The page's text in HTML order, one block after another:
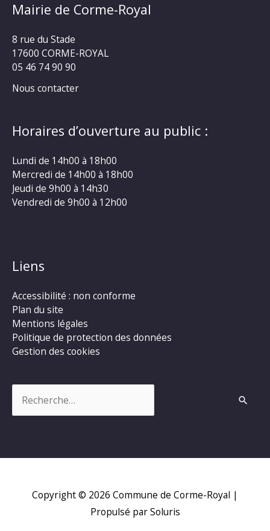
Mairie de Corme-Royal
8 rue du Stade
17600 CORME-ROYAL
05 46 74 90 90
Nous contacter
Horaires d’ouverture au public :
Lundi de 14h00 à 18h00
Mercredi de 14h00 à 18h00
Jeudi de 9h00 à 14h30
Vendredi de 9h00 à 12h00
Liens
Accessibilité : non conforme
Plan du site
Mentions légales
Politique de protection des données
Gestion des cookies
Copyright © 2026 Commune de Corme-Royal |
Propulsé par Soluris